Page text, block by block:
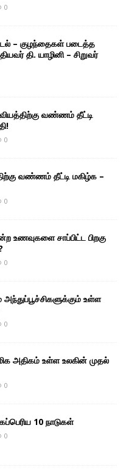
0
– குழந்தைகள் படைத்த
தி. யாழினி – சிறுவர்
வண்ணம் தீட்டி
0
வண்ணம் தீட்டி மகிழ்க –
0
சாப்பிட்ட பிறகு
0
அந்துப்பூச்சிகளுக்கும் உள்ள
0
அதிகம் உள்ள உலகின் முதல்
0
10 நாடுகள்
0